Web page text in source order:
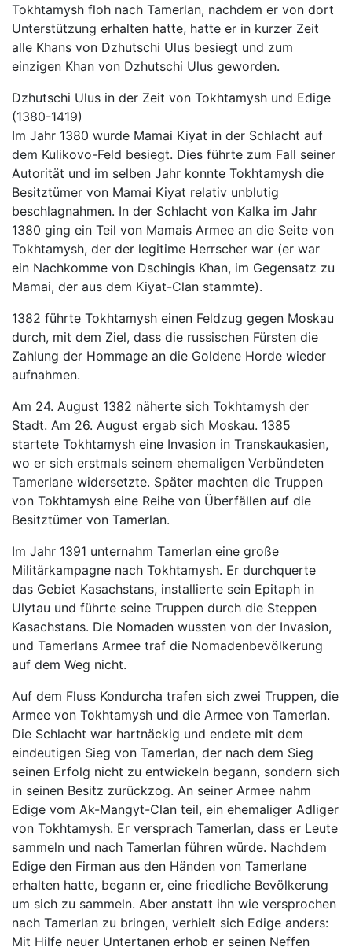
Tokhtamysh floh nach Tamerlan, nachdem er von dort
Unterstützung erhalten hatte, hatte er in kurzer Zeit
alle Khans von Dzhutschi Ulus besiegt und zum
einzigen Khan von Dzhutschi Ulus geworden.
Dzhutschi Ulus in der Zeit von Tokhtamysh und Edige
(1380-1419)
Im Jahr 1380 wurde Mamai Kiyat in der Schlacht auf
dem Kulikovo-Feld besiegt. Dies führte zum Fall seiner
Autorität und im selben Jahr konnte Tokhtamysh die
Besitztümer von Mamai Kiyat relativ unblutig
beschlagnahmen. In der Schlacht von Kalka im Jahr
1380 ging ein Teil von Mamais Armee an die Seite von
Tokhtamysh, der der legitime Herrscher war (er war
ein Nachkomme von Dschingis Khan, im Gegensatz zu
Mamai, der aus dem Kiyat-Clan stammte).
1382 führte Tokhtamysh einen Feldzug gegen Moskau
durch, mit dem Ziel, dass die russischen Fürsten die
Zahlung der Hommage an die Goldene Horde wieder
aufnahmen.
Am 24. August 1382 näherte sich Tokhtamysh der
Stadt. Am 26. August ergab sich Moskau. 1385
startete Tokhtamysh eine Invasion in Transkaukasien,
wo er sich erstmals seinem ehemaligen Verbündeten
Tamerlane widersetzte. Später machten die Truppen
von Tokhtamysh eine Reihe von Überfällen auf die
Besitztümer von Tamerlan.
Im Jahr 1391 unternahm Tamerlan eine große
Militärkampagne nach Tokhtamysh. Er durchquerte
das Gebiet Kasachstans, installierte sein Epitaph in
Ulytau und führte seine Truppen durch die Steppen
Kasachstans. Die Nomaden wussten von der Invasion,
und Tamerlans Armee traf die Nomadenbevölkerung
auf dem Weg nicht.
Auf dem Fluss Kondurcha trafen sich zwei Truppen, die
Armee von Tokhtamysh und die Armee von Tamerlan.
Die Schlacht war hartnäckig und endete mit dem
eindeutigen Sieg von Tamerlan, der nach dem Sieg
seinen Erfolg nicht zu entwickeln begann, sondern sich
in seinen Besitz zurückzog. An seiner Armee nahm
Edige vom Ak-Mangyt-Clan teil, ein ehemaliger Adliger
von Tokhtamysh. Er versprach Tamerlan, dass er Leute
sammeln und nach Tamerlan führen würde. Nachdem
Edige den Firman aus den Händen von Tamerlane
erhalten hatte, begann er, eine friedliche Bevölkerung
um sich zu sammeln. Aber anstatt ihn wie versprochen
nach Tamerlan zu bringen, verhielt sich Edige anders:
Mit Hilfe neuer Untertanen erhob er seinen Neffen